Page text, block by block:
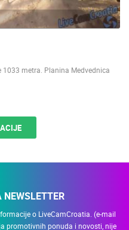
1033 metra. Planina Medvednica
o LiveCamCroatia. (e-mail
promotivnih ponuda i novosti, nije